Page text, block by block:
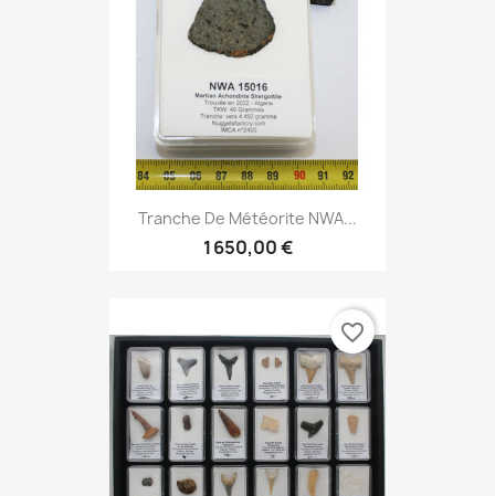
Tranche De Météorite NWA...
1 650,00 €
favorite_border